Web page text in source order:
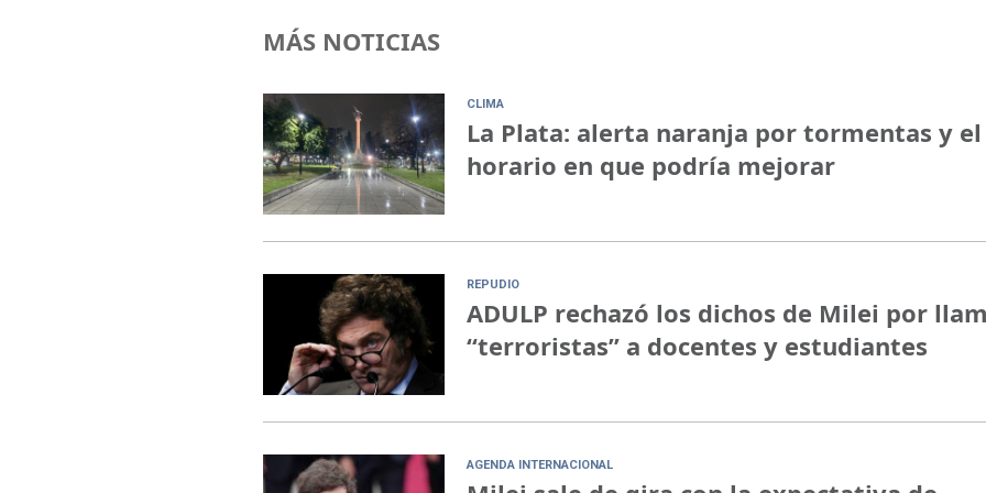
MÁS NOTICIAS
CLIMA
La Plata: alerta naranja por tormentas y el
horario en que podría mejorar
REPUDIO
ADULP rechazó los dichos de Milei por
“terroristas” a docentes y estudiantes
AGENDA INTERNACIONAL